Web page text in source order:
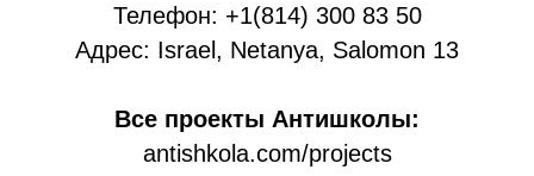
Телефон: +1(814) 300 83 50
Адрес: Israel, Netanya, Salomon 13
Все проекты Антишколы:
antishkola.com/projects